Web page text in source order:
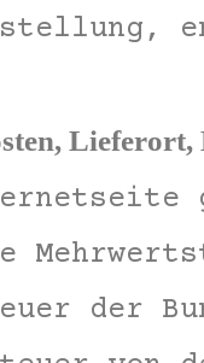
Lieferort,
der